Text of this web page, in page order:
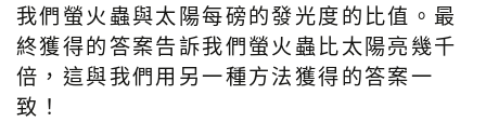
我們螢火蟲與太陽每磅的發光度的比值。最
終獲得的答案告訴我們螢火蟲比太陽亮幾千
倍，這與我們用另一種方法獲得的答案一
致！